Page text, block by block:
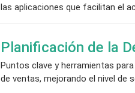
las aplicaciones que facilitan el
Planificación de la
Puntos clave y herramientas
de ventas, mejorando el nivel de